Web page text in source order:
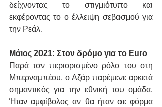
δείχνοντας το στιγμιότυπο και
εκφέροντας το ο έλλειψη σεβασμού για
την Ρεάλ.
Μάιος 2021: Στον δρόμο για το Euro
Παρά τον περιορισμένο ρόλο του στη
Μπερναμπέου, ο Αζάρ παρέμενε αρκετά
σημαντικός για την εθνική του ομάδα.
Ήταν αμφίβολος αν θα ήταν σε φόρμα